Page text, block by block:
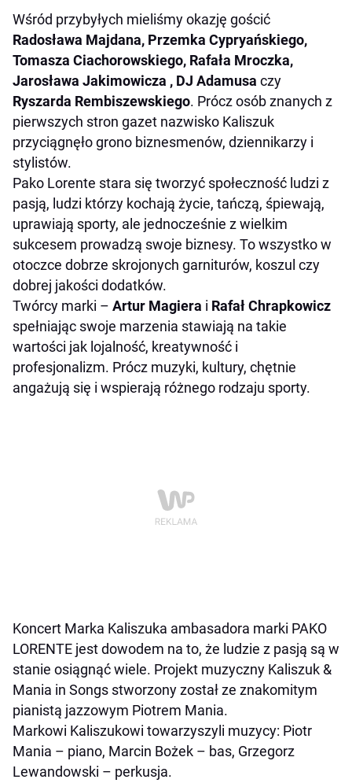
Wśród przybyłych mieliśmy okazję gościć
Radosława Majdana, Przemka Cypryańskiego,
Tomasza Ciachorowskiego, Rafała Mroczka,
Jarosława Jakimowicza , DJ Adamusa czy
Ryszarda Rembiszewskiego. Prócz osób znanych z
pierwszych stron gazet nazwisko Kaliszuk
przyciągnęło grono biznesmenów, dziennikarzy i
stylistów.
Pako Lorente stara się tworzyć społeczność ludzi z
pasją, ludzi którzy kochają życie, tańczą, śpiewają,
uprawiają sporty, ale jednocześnie z wielkim
sukcesem prowadzą swoje biznesy. To wszystko w
otoczce dobrze skrojonych garniturów, koszul czy
dobrej jakości dodatków.
Twórcy marki – Artur Magiera i Rafał Chrapkowicz
spełniając swoje marzenia stawiają na takie
wartości jak lojalność, kreatywność i
profesjonalizm. Prócz muzyki, kultury, chętnie
angażują się i wspierają różnego rodzaju sporty.
Koncert Marka Kaliszuka ambasadora marki PAKO
LORENTE jest dowodem na to, że ludzie z pasją są w
stanie osiągnąć wiele. Projekt muzyczny Kaliszuk &
Mania in Songs stworzony został ze znakomitym
pianistą jazzowym Piotrem Mania.
Markowi Kaliszukowi towarzyszyli muzycy: Piotr
Mania – piano, Marcin Bożek – bas, Grzegorz
Lewandowski – perkusja.